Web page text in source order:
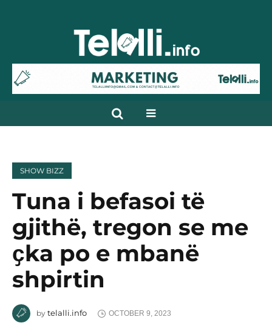
SHOW BIZZ
Tuna i befasoi të
gjithë, tregon se me
ҫka po e mbanë
shpirtin
by telalli.info OCTOBER 9, 2023